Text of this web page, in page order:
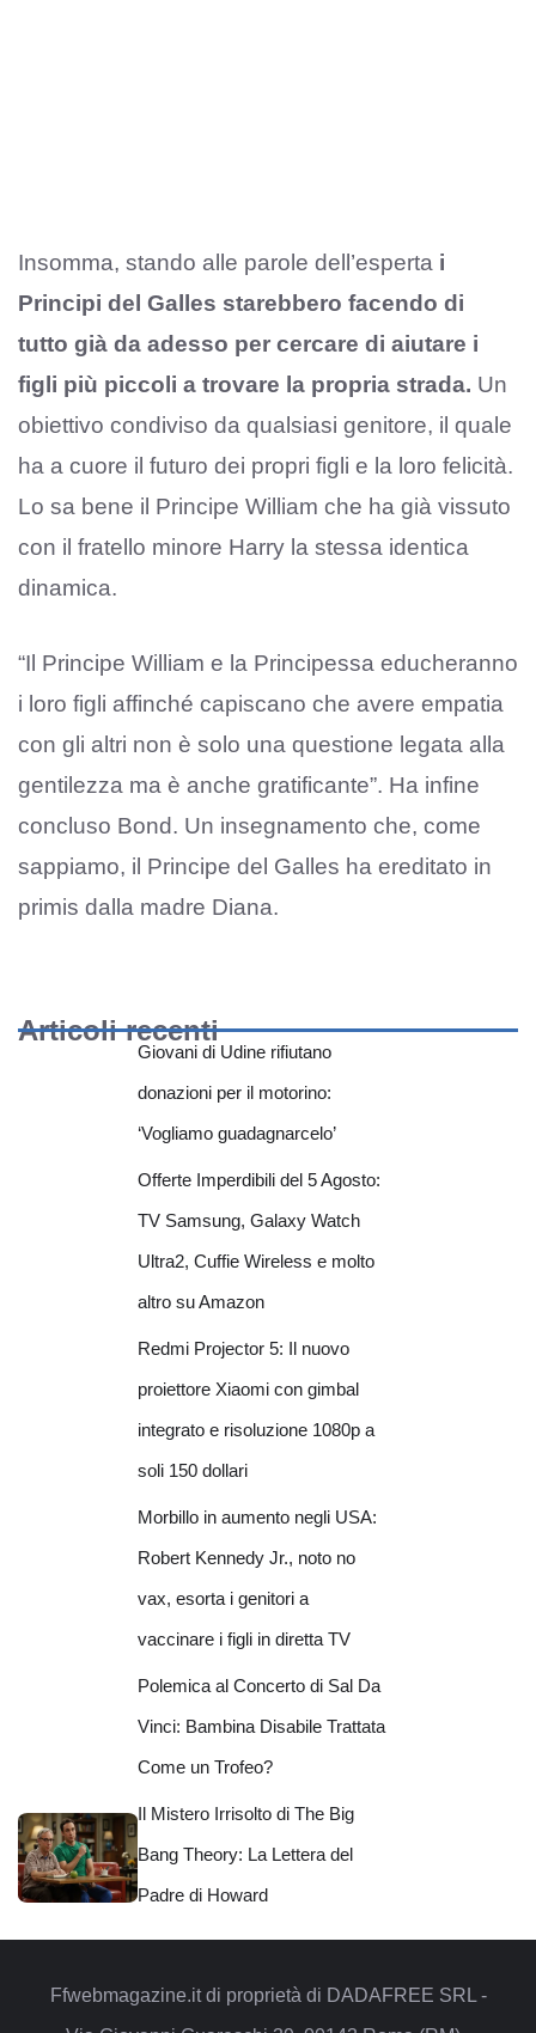
Insomma, stando alle parole dell’esperta i
Principi del Galles starebbero facendo di
tutto già da adesso per cercare di aiutare i
figli più piccoli a trovare la propria strada. Un
obiettivo condiviso da qualsiasi genitore, il quale
ha a cuore il futuro dei propri figli e la loro felicità.
Lo sa bene il Principe William che ha già vissuto
con il fratello minore Harry la stessa identica
dinamica.
“Il Principe William e la Principessa educheranno
i loro figli affinché capiscano che avere empatia
con gli altri non è solo una questione legata alla
gentilezza ma è anche gratificante”. Ha infine
concluso Bond. Un insegnamento che, come
sappiamo, il Principe del Galles ha ereditato in
primis dalla madre Diana.
Articoli recenti
Giovani di Udine rifiutano
donazioni per il motorino:
‘Vogliamo guadagnarcelo’
Offerte Imperdibili del 5 Agosto:
TV Samsung, Galaxy Watch
Ultra2, Cuffie Wireless e molto
altro su Amazon
Redmi Projector 5: Il nuovo
proiettore Xiaomi con gimbal
integrato e risoluzione 1080p a
soli 150 dollari
Morbillo in aumento negli USA:
Robert Kennedy Jr., noto no
vax, esorta i genitori a
vaccinare i figli in diretta TV
Polemica al Concerto di Sal Da
Vinci: Bambina Disabile Trattata
Come un Trofeo?
Il Mistero Irrisolto di The Big
Bang Theory: La Lettera del
Padre di Howard
Ffwebmagazine.it di proprietà di DADAFREE SRL -